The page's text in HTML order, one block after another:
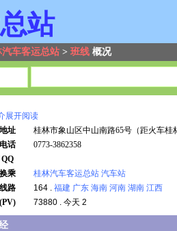
站
汽车客运总站 > 班线 概况
展开阅读
址
桂林市象山区中山南路65号（距火车桂
话
0773-3862358
乘
桂林汽车客运总站 汽车站
路
164 . 福建 广东 海南 河南 湖南 江西
73880 . 今天 2